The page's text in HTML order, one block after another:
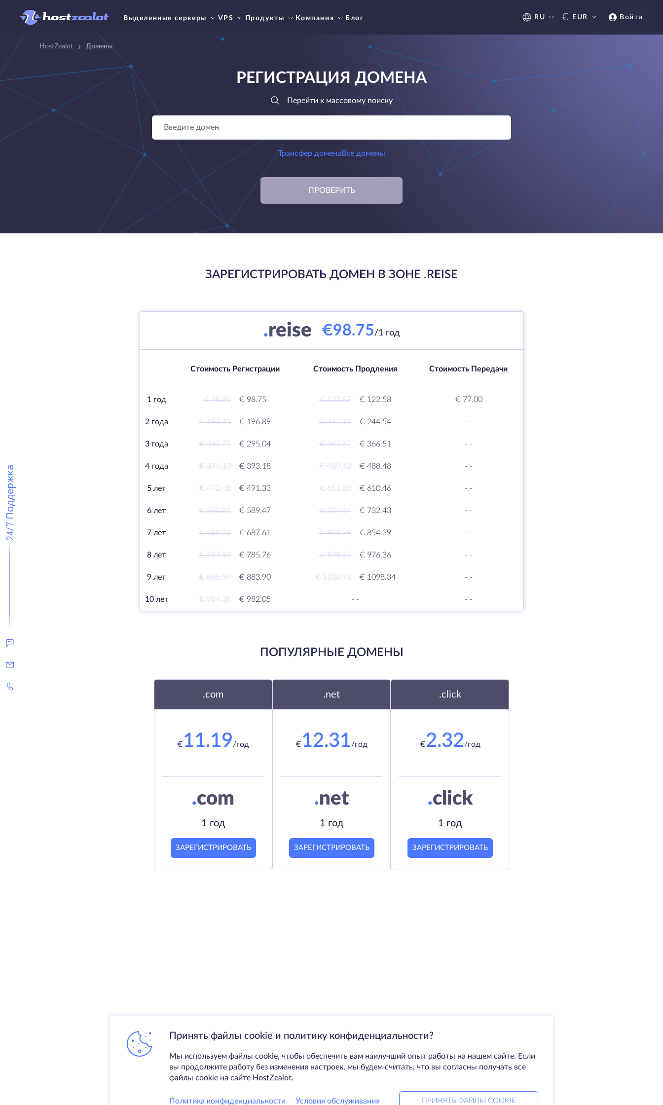
Выделенные серверы VPS Продукты Компания Блог RU € EUR Войти
24/7 Поддержка
HostZealot Домены
РЕГИСТРАЦИЯ ДОМЕНА
Перейти к массовому поиску
Трансфер домена Все домены
ПРОВЕРИТЬ
ЗАРЕГИСТРИРОВАТЬ ДОМЕН В ЗОНЕ .REISE
.reise €98.75/1 год
Стоимость Регистрации Стоимость Продления Стоимость Передачи
1 год € 98.98 € 98.75 € 122.87 € 122.58 € 77.00
2 года € 197.35 € 196.89 € 245.11 € 244.54 - -
3 года € 295.73 € 295.04 € 367.37 € 366.51 - -
4 года € 394.10 € 393.18 € 489.63 € 488.48 - -
5 лет € 492.48 € 491.33 € 611.89 € 610.46 - -
6 лет € 590.85 € 589.47 € 734.14 € 732.43 - -
7 лет € 689.22 € 687.61 € 856.39 € 854.39 - -
8 лет € 787.60 € 785.76 € 978.65 € 976.36 - -
9 лет € 885.97 € 883.90 € 1100.91 € 1098.34 - -
10 лет € 984.35 € 982.05 - - - -
ПОПУЛЯРНЫЕ ДОМЕНЫ
.com
€ 11.19/год
.com
1 год
ЗАРЕГИСТРИРОВАТЬ
.net
€ 12.31/год
.net
1 год
ЗАРЕГИСТРИРОВАТЬ
.click
€2.32/год
.click
1 год
ЗАРЕГИСТРИРОВАТЬ
Принять файлы cookie и политику конфиденциальности?
Мы используем файлы cookie, чтобы обеспечить вам наилучший опыт работы на нашем сайте. Если
вы продолжите работу без изменения настроек, мы будем считать, что вы согласны получать все
файлы cookie на сайте HostZealot.
Политика конфиденциальности Условия обслуживания ПРИНЯТЬ ФАЙЛЫ COOKIE